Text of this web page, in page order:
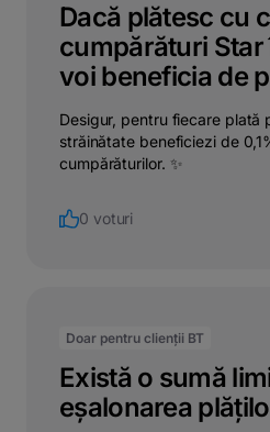
Dacă plătesc cu
cumpărături
voi beneficia de
Desigur, pentru fiecare plată
străinătate beneficiezi de
cumpărăturilor. ✨
0 voturi
Doar pentru clienții BT
Există o sumă
eșalonarea